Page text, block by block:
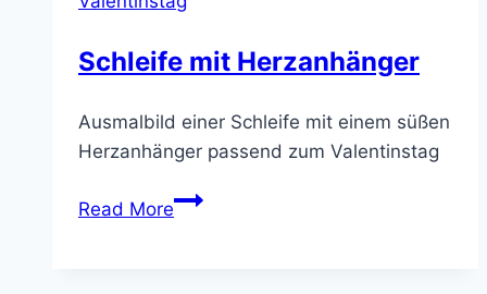
Schleife mit Herzanhänger
Ausmalbild einer Schleife mit einem süßen
Herzanhänger passend zum Valentinstag
Read MoreSchleife